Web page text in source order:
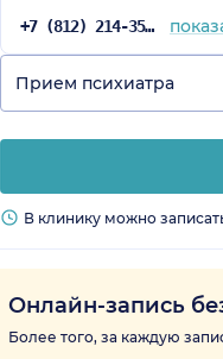
+7 (812) 214-35-16
Прием психиатра
В клинику можно
Онлайн-запись
Более того, за каждую